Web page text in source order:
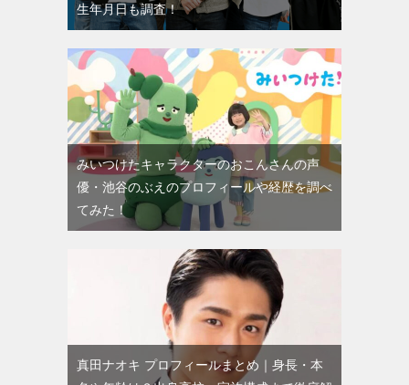
生年月日も調査！
みいつけたキャラクターのおこんさんの声
優・池谷のぶえのプロフィールや経歴を調べ
てみた！
真田ナオキ プロフィールまとめ｜身長・本